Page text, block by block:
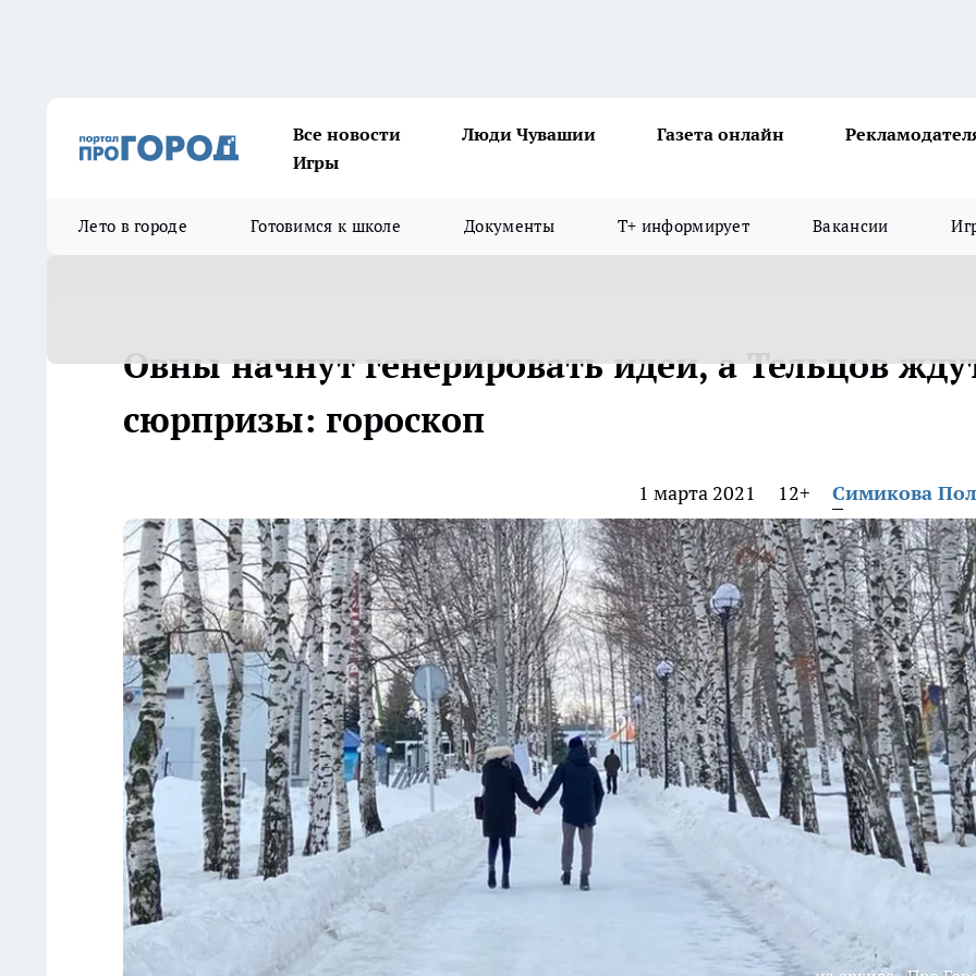
Все новости Люди Чувашии Газета онлайн
Игры
Лето в городе Готовимся к школе Документы Т+ информирует Вакансии
Овны начнут генерировать идеи, а Тельцов
сюрпризы: гороскоп
1 марта 2021 12+ Симикова